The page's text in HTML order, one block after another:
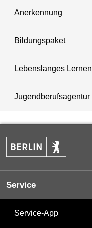
Anerkennung
Bildungspaket
Lebenslanges Lernen
Jugendberufsagentur
Service
Service-App